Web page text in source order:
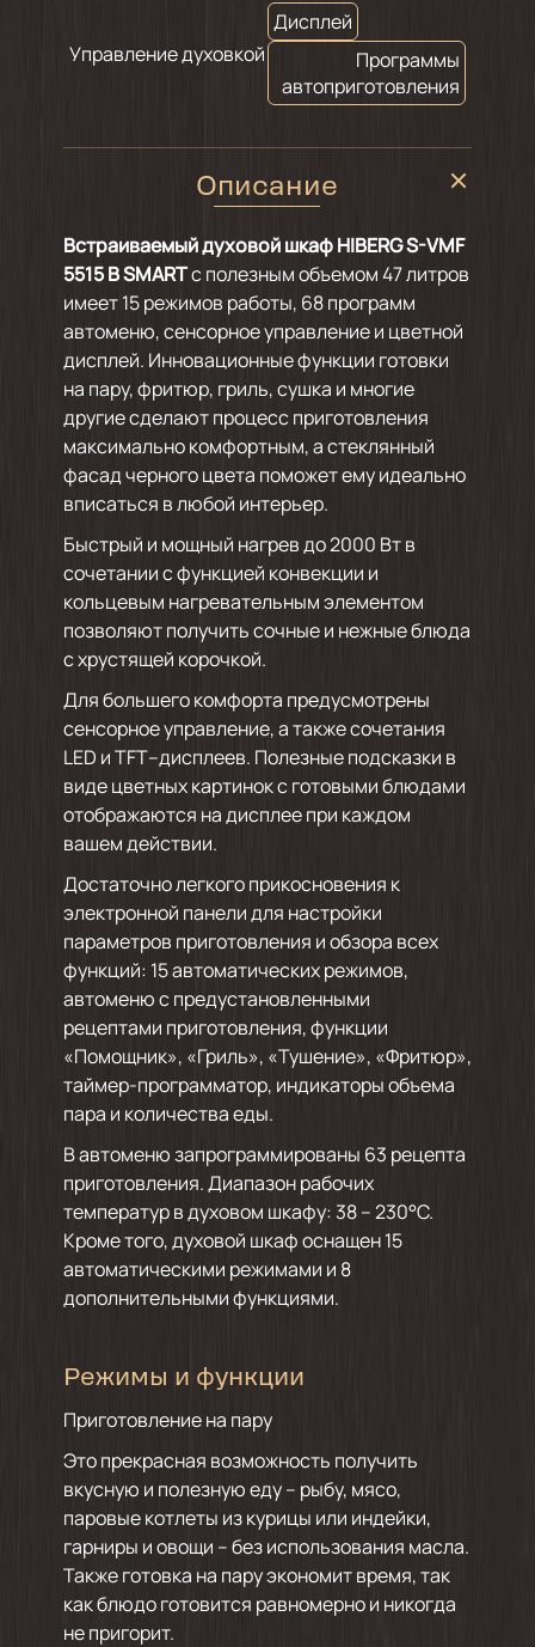
Управление духовкой
Дисплей
Программы
автоприготовления
Описание
Встраиваемый духовой шкаф HIBERG S-VMF
5515 B SMARTс полезным объемом 47 литров
имеет 15 режимов работы, 68 программ
автоменю, сенсорное управление и цветной
дисплей. Инновационные функции готовки
на пару, фритюр, гриль, сушка и многие
другие сделают процесс приготовления
максимально комфортным, а стеклянный
фасад черного цвета поможет ему идеально
вписаться в любой интерьер.
Быстрый и мощный нагрев до 2000 Вт в
сочетании с функцией конвекции и
кольцевым нагревательным элементом
позволяют получить сочные и нежные блюда
с хрустящей корочкой.
Для большего комфорта предусмотрены
сенсорное управление, а также сочетания
LED и TFT–дисплеев. Полезные подсказки в
виде цветных картинок с готовыми блюдами
отображаются на дисплее при каждом
вашем действии.
Достаточно легкого прикосновения к
электронной панели для настройки
параметров приготовления и обзора всех
функций: 15 автоматических режимов,
автоменю с предустановленными
рецептами приготовления, функции
«Помощник», «Гриль», «Тушение», «Фритюр»,
таймер-программатор, индикаторы объема
пара и количества еды.
В автоменю запрограммированы 63 рецепта
приготовления. Диапазон рабочих
температур в духовом шкафу: 38 – 230°C.
Кроме того, духовой шкаф оснащен 15
автоматическими режимами и 8
дополнительными функциями.
Режимы и функции
Приготовление на пару
Это прекрасная возможность получить
вкусную и полезную еду – рыбу, мясо,
паровые котлеты из курицы или индейки,
гарниры и овощи – без использования масла.
Также готовка на пару экономит время, так
как блюдо готовится равномерно и никогда
не пригорит.